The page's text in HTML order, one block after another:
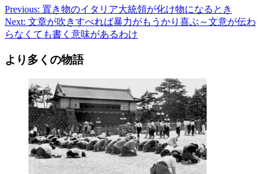
Post
navigation
Previous: 置き物のイタリア大統領が化け物になるとき
Next: 文章が吹きすべれば暴力がもうかり喜ぶ～文意が伝わ
らなくても書く意味があるわけ
より多くの物語